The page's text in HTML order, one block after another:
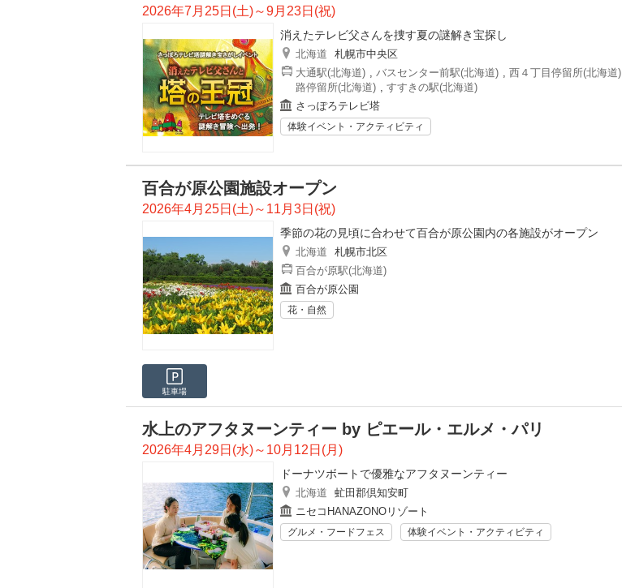
2026年7月25日(土)～9月23日(祝)
消えたテレビ父さんを捜す夏の謎解き宝探し
北海道
札幌市中央区
大通駅(北海道) , バスセンター前駅(北海道) , 西４丁目停留所(北海道)
路停留所(北海道) , すすきの駅(北海道)
さっぽろテレビ塔
体験イベント・アクティビティ
百合が原公園施設オープン
2026年4月25日(土)～11月3日(祝)
季節の花の見頃に合わせて百合が原公園内の各施設がオープン
北海道
札幌市北区
百合が原駅(北海道)
百合が原公園
花・自然
駐車場
水上のアフタヌーンティー by ピエール・エルメ・パリ
2026年4月29日(水)～10月12日(月)
ドーナツボートで優雅なアフタヌーンティー
北海道
虻田郡倶知安町
ニセコHANAZONOリゾート
グルメ・フードフェス 体験イベント・アクティビティ